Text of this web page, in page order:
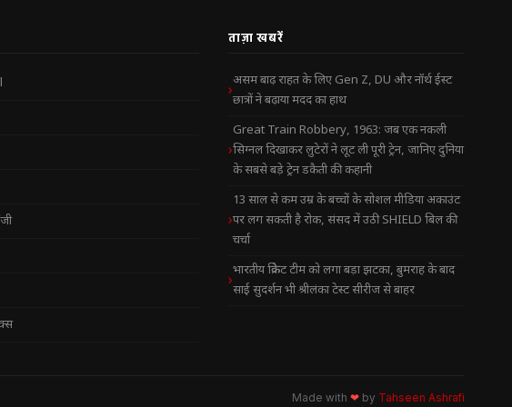
ताज़ा खबरें
असम बाढ़ राहत के लिए Gen Z, DU और नॉर्थ ईस्ट
छात्रों ने बढ़ाया मदद का हाथ
Great Train Robbery, 1963: जब एक नकली
सिग्नल दिखाकर लुटेरों ने लूट ली पूरी ट्रेन, जानिए दुनिया
के सबसे बड़े ट्रेन डकैती की कहानी
13 साल से कम उम्र के बच्चों के सोशल मीडिया अकाउंट
पर लग सकती है रोक, संसद में उठी SHIELD बिल की
चर्चा
भारतीय क्रिकेट टीम को लगा बड़ा झटका, बुमराह के बाद
साई सुदर्शन भी श्रीलंका टेस्ट सीरीज से बाहर
Made with ❤ by Tahseen Ashrafi